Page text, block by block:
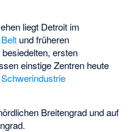
liegt Detroit im
und früheren
ersten
einstige Zentren heute
Schwerindustrie
Breitengrad und auf